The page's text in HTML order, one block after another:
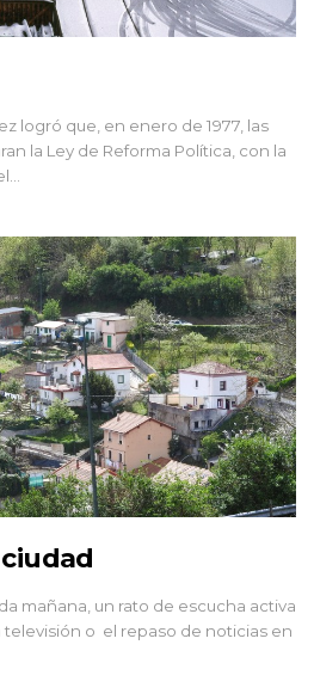
logró que, en enero de 1977, las
la Ley de Reforma Política, con la
mañana, un rato de escucha activa
televisión o el repaso de noticias en